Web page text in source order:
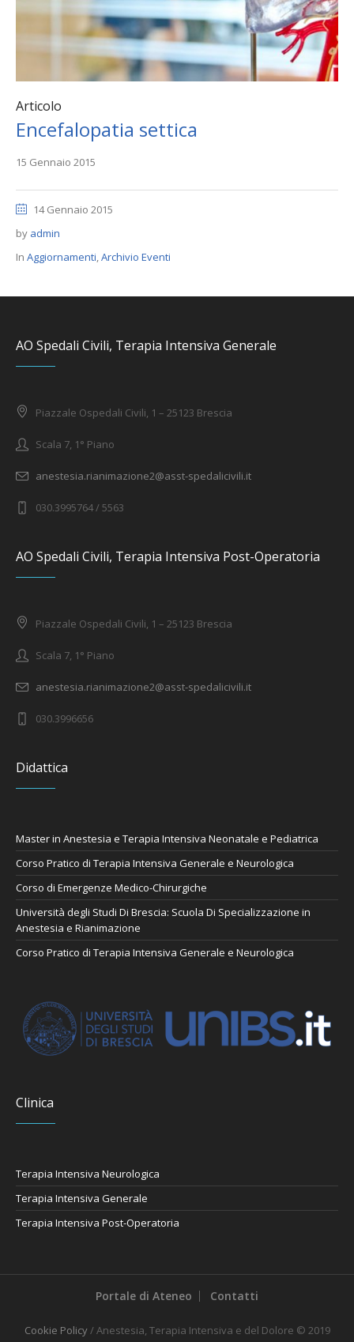
Articolo
Encefalopatia settica
15 Gennaio 2015
14 Gennaio 2015
by admin
In Aggiornamenti,Archivio Eventi
AO Spedali Civili, Terapia Intensiva Generale
Piazzale Ospedali Civili, 1 – 25123 Brescia
Scala 7, 1° Piano
anestesia.rianimazione2@asst-spedalicivili.it
030.3995764 / 5563
AO Spedali Civili, Terapia Intensiva Post-Operatoria
Piazzale Ospedali Civili, 1 – 25123 Brescia
Scala 7, 1° Piano
anestesia.rianimazione2@asst-spedalicivili.it
030.3996656
Didattica
Master in Anestesia e Terapia Intensiva Neonatale e Pediatrica
Corso Pratico di Terapia Intensiva Generale e Neurologica
Corso di Emergenze Medico-Chirurgiche
Università degli Studi Di Brescia: Scuola Di Specializzazione in
Anestesia e Rianimazione
Corso Pratico di Terapia Intensiva Generale e Neurologica
Clinica
Terapia Intensiva Neurologica
Terapia Intensiva Generale
Terapia Intensiva Post-Operatoria
Portale di Ateneo Contatti
Cookie Policy/ Anestesia, Terapia Intensiva e del Dolore © 2019